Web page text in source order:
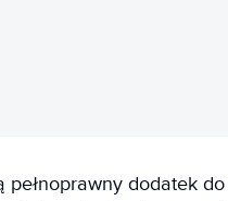
pełnoprawny dodatek do